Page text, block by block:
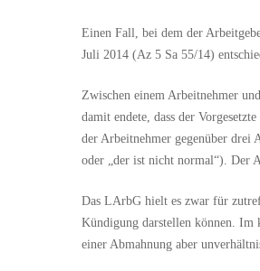
Einen Fall, bei dem der
Juli 2014 (Az 5 Sa 55/14)
Zwischen einem Arbeitnehmer
damit endete, dass der
der Arbeitnehmer gegenüber drei
oder „der ist nicht normal“). Der
Das LArbG hielt es zwar für
Kündigung darstellen können. Im
einer Abmahnung aber